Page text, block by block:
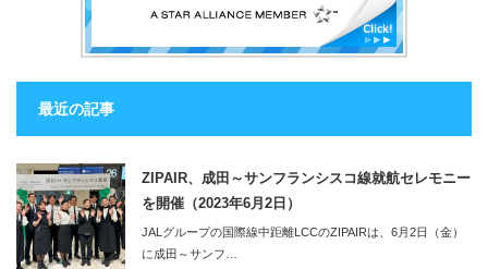
最近の記事
ZIPAIR、成田～サンフランシスコ線就航セレモニー
を開催（2023年6月2日）
JALグループの国際線中距離LCCのZIPAIRは、6月2日（金）
に成田～サンフ…